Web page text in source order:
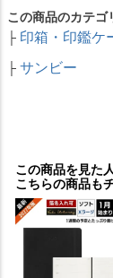
この商品のカテゴ
├ 印箱・印鑑ケ
├ サンビー
この商品を見た人
こちらの商品も